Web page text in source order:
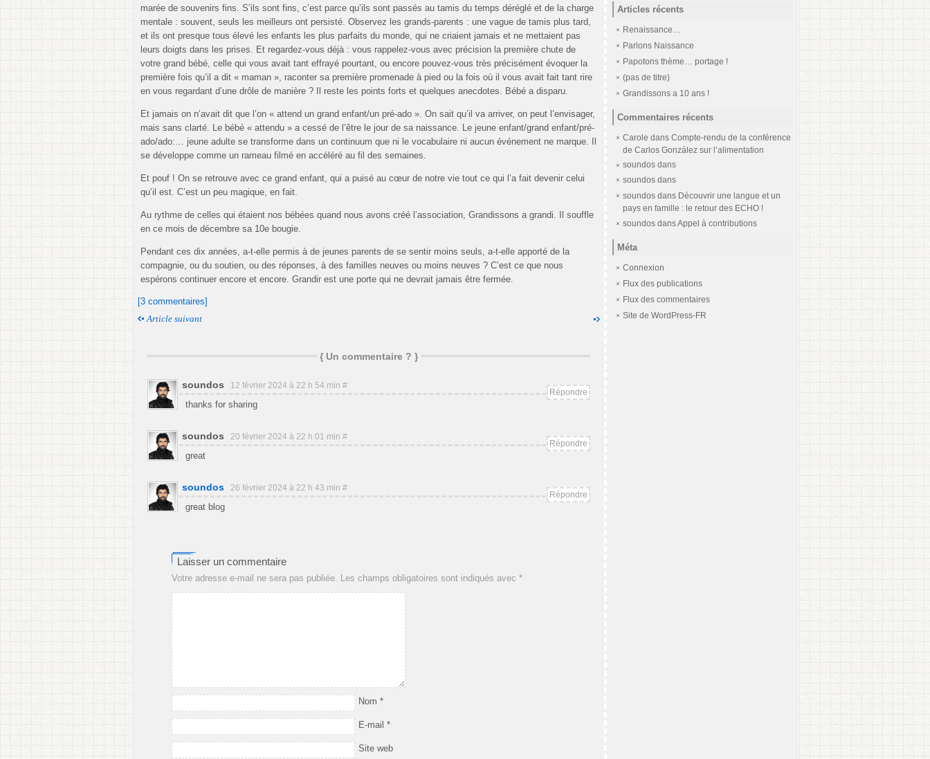
marée de souvenirs fins. S’ils sont fins, c’est parce qu’ils sont passés au tamis du temps déréglé et de la charge
mentale : souvent, seuls les meilleurs ont persisté. Observez les grands-parents : une vague de tamis plus tard,
et ils ont presque tous élevé les enfants les plus parfaits du monde, qui ne criaient jamais et ne mettaient pas
leurs doigts dans les prises. Et regardez-vous déjà : vous rappelez-vous avec précision la première chute de
votre grand bébé, celle qui vous avait tant effrayé pourtant, ou encore pouvez-vous très précisément évoquer la
première fois qu’il a dit « maman », raconter sa première promenade à pied ou la fois où il vous avait fait tant rire
en vous regardant d’une drôle de manière ? Il reste les points forts et quelques anecdotes. Bébé a disparu.
Et jamais on n’avait dit que l’on « attend un grand enfant/un pré-ado ». On sait qu’il va arriver, on peut l’envisager,
mais sans clarté. Le bébé « attendu » a cessé de l’être le jour de sa naissance. Le jeune enfant/grand enfant/pré-
ado/ado:… jeune adulte se transforme dans un continuum que ni le vocabulaire ni aucun événement ne marque. Il
se développe comme un rameau filmé en accéléré au fil des semaines.
Et pouf ! On se retrouve avec ce grand enfant, qui a puisé au cœur de notre vie tout ce qui l’a fait devenir celui
qu’il est. C’est un peu magique, en fait.
Au rythme de celles qui étaient nos bébées quand nous avons créé l’association, Grandissons a grandi. Il souffle
en ce mois de décembre sa 10e bougie.
Pendant ces dix années, a-t-elle permis à de jeunes parents de se sentir moins seuls, a-t-elle apporté de la
compagnie, ou du soutien, ou des réponses, à des familles neuves ou moins neuves ? C’est ce que nous
espérons continuer encore et encore. Grandir est une porte qui ne devrait jamais être fermée.
[3 commentaires]
Article suivant
{ Un commentaire ? }
soundos 12 février 2024 à 22 h 54 min #
thanks for sharing
Répondre
soundos 20 février 2024 à 22 h 01 min #
great
Répondre
soundos 26 février 2024 à 22 h 43 min #
great blog
Répondre
Laisser un commentaire
Votre adresse e-mail ne sera pas publiée. Les champs obligatoires sont indiqués avec *
Nom *
E-mail *
Site web
Articles récents
Renaissance…
Parlons Naissance
Papotons thème… portage !
(pas de titre)
Grandissons a 10 ans !
Commentaires récents
Carole dans Compte-rendu de la conférence
de Carlos González sur l’alimentation
soundos dans
soundos dans
soundos dans Découvrir une langue et un
pays en famille : le retour des ECHO !
soundos dansAppel à contributions
Méta
Connexion
Flux des publications
Flux des commentaires
Site de WordPress-FR